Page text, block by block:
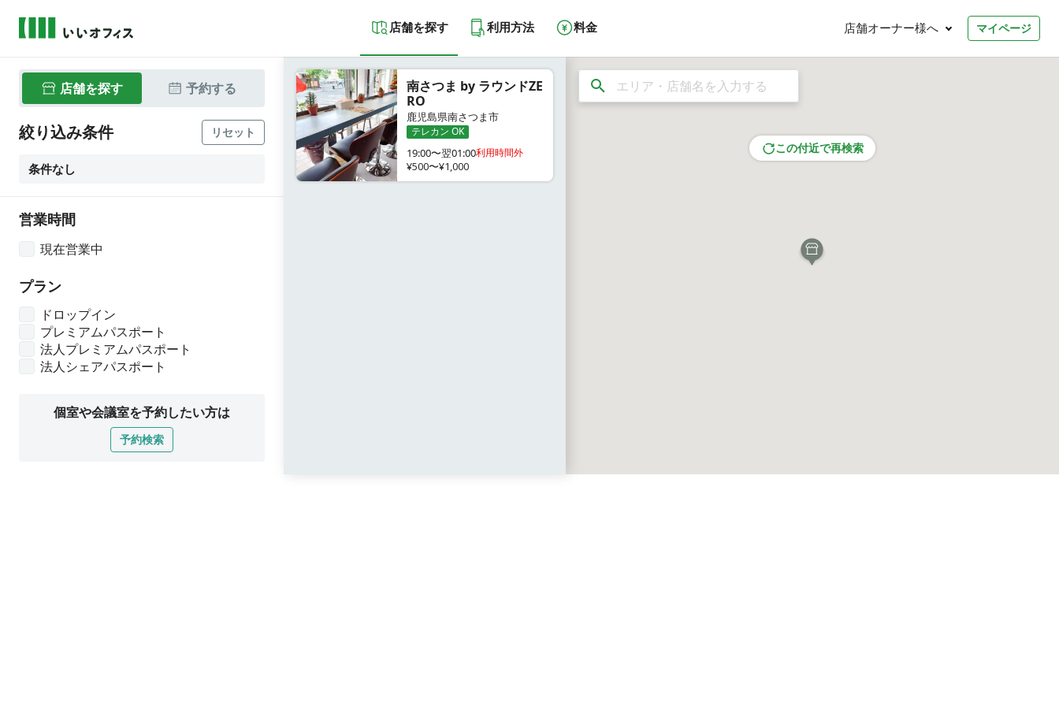
店舗を探す 利用方法 料金 店舗オーナー様へ マイページ
店舗を探す 予約する
絞り込み条件 リセット
条件なし
営業時間
現在営業中
プラン
ドロップイン
プレミアムパスポート
法人プレミアムパスポート
法人シェアパスポート
個室や会議室を予約したい方は
予約検索
南さつま by ラウンドZE
RO
鹿児島県南さつま市
テレカン OK
19:00〜翌01:00利用時間外
¥500〜¥1,000
この付近で再検索